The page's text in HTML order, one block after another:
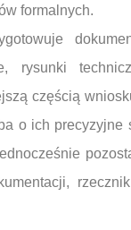
formalnych.
rysunki
częścią
o ich precyzyjne